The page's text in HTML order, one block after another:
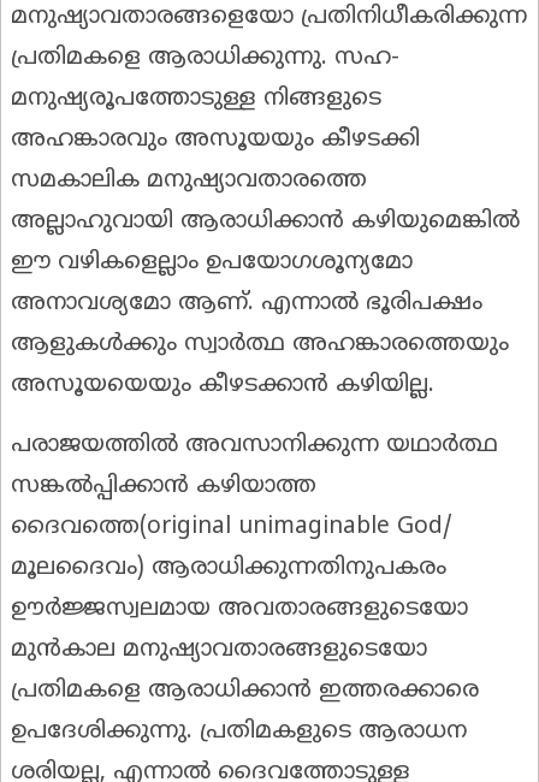
മനുഷ്യാവതാരങ്ങളെയോ പ്രതിനിധീകരിക്കുന്ന
പ്രതിമകളെ ആരാധിക്കുന്നു. സഹ-
മനുഷ്യരൂപത്തോടുള്ള നിങ്ങളുടെ
അഹങ്കാരവും അസൂയയും കീഴടക്കി
സമകാലിക മനുഷ്യാവതാരത്തെ
അല്ലാഹുവായി ആരാധിക്കാൻ കഴിയുമെങ്കിൽ
ഈ വഴികളെല്ലാം ഉപയോഗശൂന്യമോ
അനാവശ്യമോ ആണ്. എന്നാൽ ഭൂരിപക്ഷം
ആളുകൾക്കും സ്വാർത്ഥ അഹങ്കാരത്തെയും
അസൂയയെയും കീഴടക്കാൻ കഴിയില്ല.
പരാജയത്തിൽ അവസാനിക്കുന്ന യഥാർത്ഥ
സങ്കൽപ്പിക്കാൻ കഴിയാത്ത
ദൈവത്തെ(original unimaginable God/
മൂലദൈവം) ആരാധിക്കുന്നതിനുപകരം
ഊർജ്ജസ്വലമായ അവതാരങ്ങളുടെയോ
മുൻകാല മനുഷ്യാവതാരങ്ങളുടെയോ
പ്രതിമകളെ ആരാധിക്കാൻ ഇത്തരക്കാരെ
ഉപദേശിക്കുന്നു. പ്രതിമകളുടെ ആരാധന
ശരിയല്ല, എന്നാൽ ദൈവത്തോടുള്ള